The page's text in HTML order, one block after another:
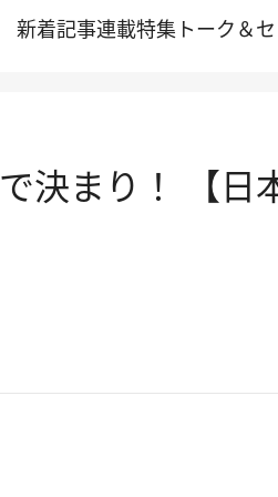
新着記事連載特集 トーク＆
決まり！ 【日